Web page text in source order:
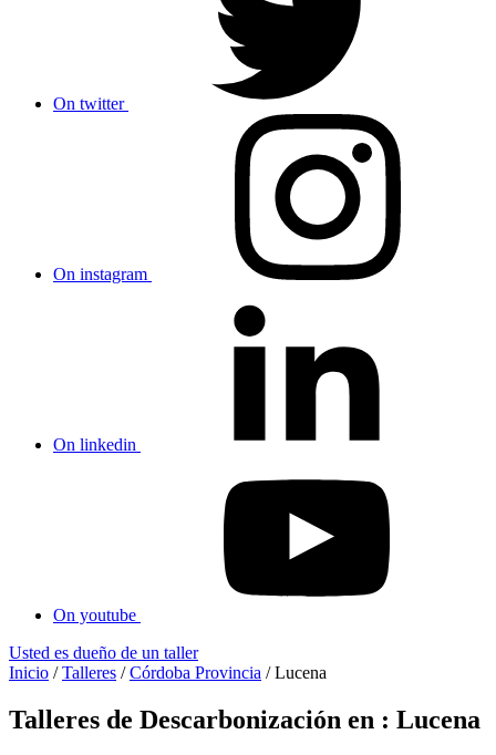
On twitter
On instagram
On linkedin
On youtube
Usted es dueño de un taller
Inicio /Talleres /Córdoba Provincia /Lucena
Talleres de Descarbonización en : Lucena